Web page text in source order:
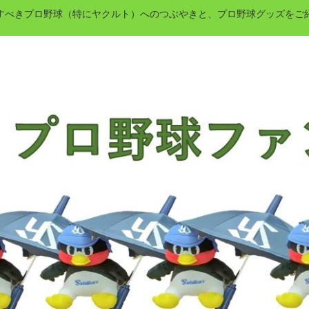
べきプロ野球（特にヤクルト）へのつぶやきと、プロ野球グッズをご